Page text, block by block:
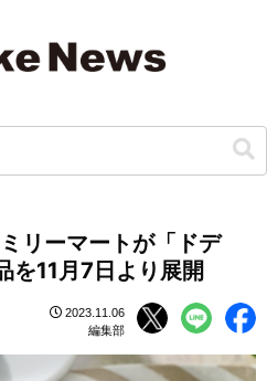
リーマートが「ドデ
を11月7日より展開
2023.11.06
編集部